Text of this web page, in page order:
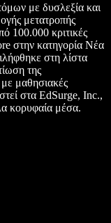
με δυσλεξία και
μετατροπής
100.000 κριτικές
στην κατηγορία Νέα
στη λίστα
της
μαθησιακές
στα EdSurge, Inc.,
κορυφαία μέσα.